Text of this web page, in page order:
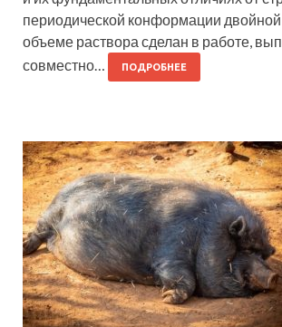
периодической конформации
объеме раствора сделан в работе,
совместно…
ПОДРОБНЕЕ